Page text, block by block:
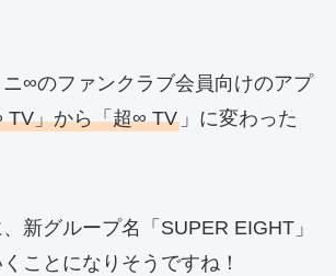
∞のファンクラブ会員向けのアプ
TV」から「超∞ TV」に変わった
新グループ名「SUPER EIGHT」
ことになりそうですね！